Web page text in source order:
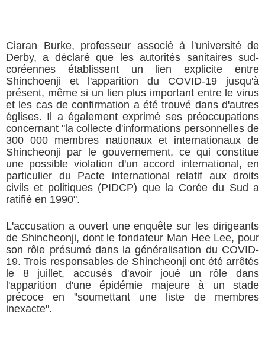
Ciaran Burke, professeur associé à l'université de
Derby, a déclaré que les autorités sanitaires sud-
coréennes établissent un lien explicite entre
Shinchoenji et l'apparition du COVID-19 jusqu'à
présent, même si un lien plus important entre le virus
et les cas de confirmation a été trouvé dans d'autres
églises. Il a également exprimé ses préoccupations
concernant "la collecte d'informations personnelles de
300 000 membres nationaux et internationaux de
Shincheonji par le gouvernement, ce qui constitue
une possible violation d'un accord international, en
particulier du Pacte international relatif aux droits
civils et politiques (PIDCP) que la Corée du Sud a
ratifié en 1990".
L'accusation a ouvert une enquête sur les dirigeants
de Shincheonji, dont le fondateur Man Hee Lee, pour
son rôle présumé dans la généralisation du COVID-
19. Trois responsables de Shincheonji ont été arrêtés
le 8 juillet, accusés d'avoir joué un rôle dans
l'apparition d'une épidémie majeure à un stade
précoce en "soumettant une liste de membres
inexacte".